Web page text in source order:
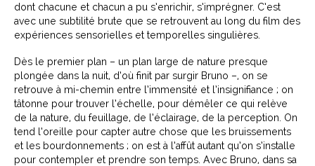
dont chacune et chacun a pu s’enrichir, s’imprégner. C’est
avec une subtilité brute que se retrouvent au long du film des
expériences sensorielles et temporelles singulières.
Dès le premier plan – un plan large de nature presque
plongée dans la nuit, d’où finit par surgir Bruno –, on se
retrouve à mi-chemin entre l’immensité et l’insignifiance ; on
tâtonne pour trouver l’échelle, pour démêler ce qui relève
de la nature, du feuillage, de l’éclairage, de la perception. On
tend l’oreille pour capter autre chose que les bruissements
et les bourdonnements ; on est à l’affût autant qu’on s’installe
pour contempler et prendre son temps. Avec Bruno, dans sa